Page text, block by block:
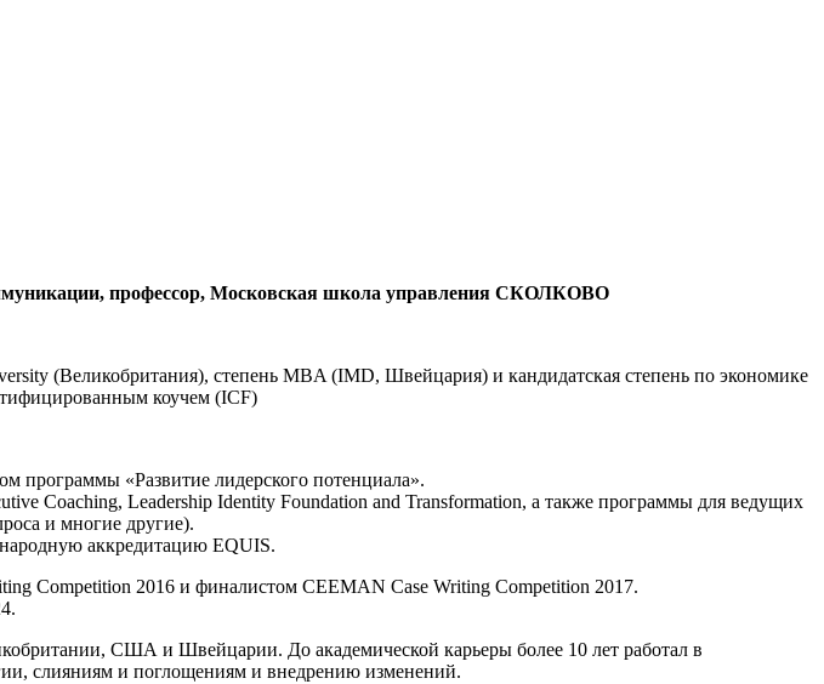
профессор, Московская школа управления СКОЛКОВО
(Великобритания), степень MBA (IMD, Швейцария) и кандидатская степень по экономике
коучем (ICF)
«Развитие лидерского потенциала».
Coaching, Leadership Identity Foundation and Transformation, а также программы для ведущих
и многие другие).
аккредитацию EQUIS.
Competition 2016 и финалистом CEEMAN Case Writing Competition 2017.
США и Швейцарии. До академической карьеры более 10 лет работал в
слияниям и поглощениям и внедрению изменений.